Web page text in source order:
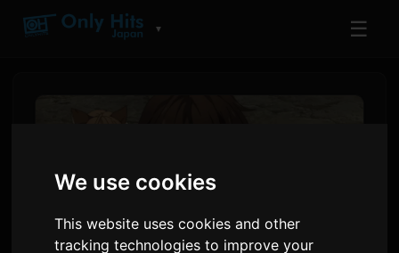
We use cookies
This website uses cookies and other
tracking technologies to improve your
▼ ☰